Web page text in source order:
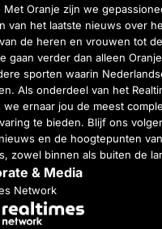
Met Oranje zijn we
van het laatste nieuws over
de heren en vrouwen tot
gaan verder dan alleen
sporten waarin
Als onderdeel van het
we ernaar jou de meest
te bieden. Blijf ons
en de hoogtepunten
zowel binnen als buiten de
& Media
Network